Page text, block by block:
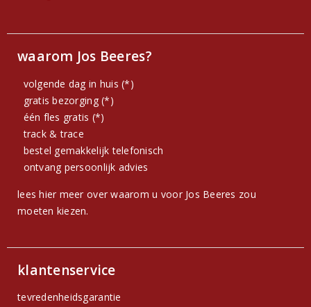
waarom Jos Beeres?
volgende dag in huis (*)
gratis bezorging (*)
één fles gratis (*)
track & trace
bestel gemakkelijk telefonisch
ontvang persoonlijk advies
lees hier meer over waarom u voor Jos Beeres zou
moeten kiezen.
klantenservice
tevredenheidsgarantie